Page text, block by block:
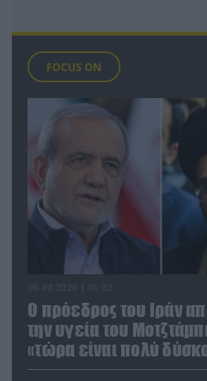
FOCUS ON
Ο πρόεδρος του Ιράν
την υγεία του
«τώρα είναι πολύ
επικοινωνία»